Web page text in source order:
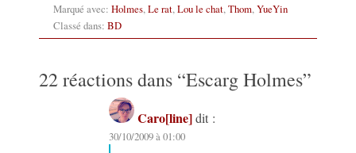
Marqué avec: Holmes, Le rat, Lou le chat, Thom, YueYin
Classé dans: BD
22 réactions dans “Escarg Holmes”
Caro[line] dit :
30/10/2009 à 01:00